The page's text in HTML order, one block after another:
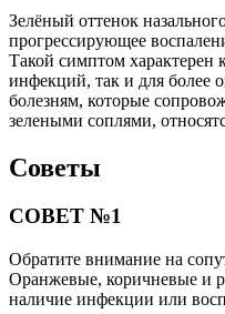
Зелёный оттенок
прогрессирующее
Такой симптом
инфекций, так и для более
болезням, которые
зелеными соплями,
Советы
СОВЕТ №1
Обратите внимание на
Оранжевые, коричневые и
наличие инфекции или